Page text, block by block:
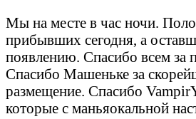
Мы на месте в час ночи.
прибывших сегодня, а
появлению. Спасибо всем за
Спасибо Машеньке за
размещение. Спасибо
которые с маньяокальной